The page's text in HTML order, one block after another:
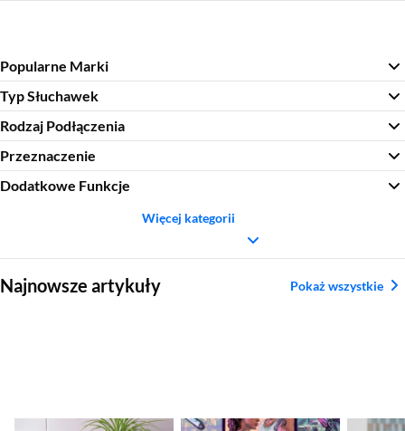
Popularne Marki
Typ Słuchawek
Rodzaj Podłączenia
Przeznaczenie
Dodatkowe Funkcje
Więcej kategorii
Najnowsze artykuły Pokaż wszystkie